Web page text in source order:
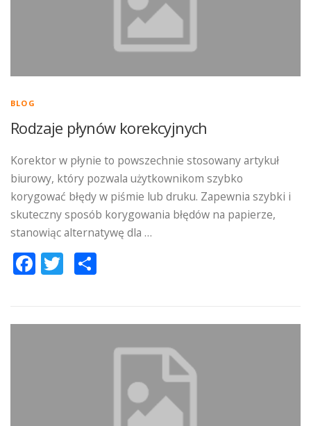
BLOG
Rodzaje płynów korekcyjnych
Korektor w płynie to powszechnie stosowany artykuł
biurowy, który pozwala użytkownikom szybko
korygować błędy w piśmie lub druku. Zapewnia szybki i
skuteczny sposób korygowania błędów na papierze,
stanowiąc alternatywę dla …
Facebook
Twitter